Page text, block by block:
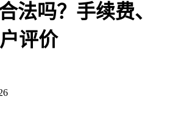
法吗？手续费、
评价